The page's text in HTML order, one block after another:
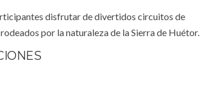
disfrutar de divertidos circuitos de
por la naturaleza de la Sierra de Huétor.